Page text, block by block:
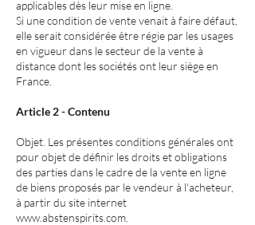
applicables dès leur mise en ligne.
Si une condition de vente venait à faire défaut,
elle serait considérée être régie par les usages
en vigueur dans le secteur de la vente à
distance dont les sociétés ont leur siège en
France.
Article 2 - Contenu
Objet. Les présentes conditions générales ont
pour objet de définir les droits et obligations
des parties dans le cadre de la vente en ligne
de biens proposés par le vendeur à l'acheteur,
à partir du site internet
www.abstenspirits.com